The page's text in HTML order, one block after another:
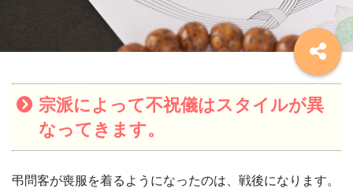
宗派によって不祝儀はスタイルが異
なってきます。
弔問客が喪服を着るようになったのは、戦後になります。